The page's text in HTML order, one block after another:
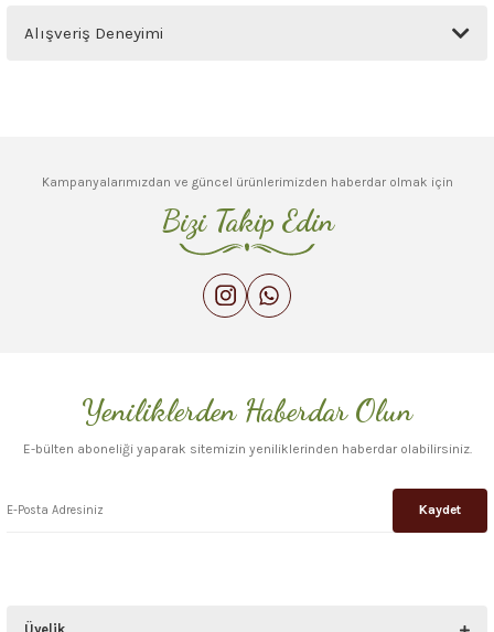
Bu ürünün fiyat bilgisi, resim, ürün açıklamalarında ve diğer konularda
yetersiz gördüğünüz noktaları öneri formunu kullanarak tarafımıza
Ürün açıklamasında eksik bilgiler bulunuyor.
Ürün bilgilerinde hatalar bulunuyor.
Ürün fiyatı diğer sitelerden daha pahalı.
Gönder
Alışveriş Deneyimi
Kampanyalarımızdan ve güncel ürünlerimizden haberdar olmak için
Bizi Takip Edin
Yeniliklerden Haberdar Olun
E-bülten aboneliği yaparak sitemizin yeniliklerinden haberdar olabilirsiniz.
Kaydet